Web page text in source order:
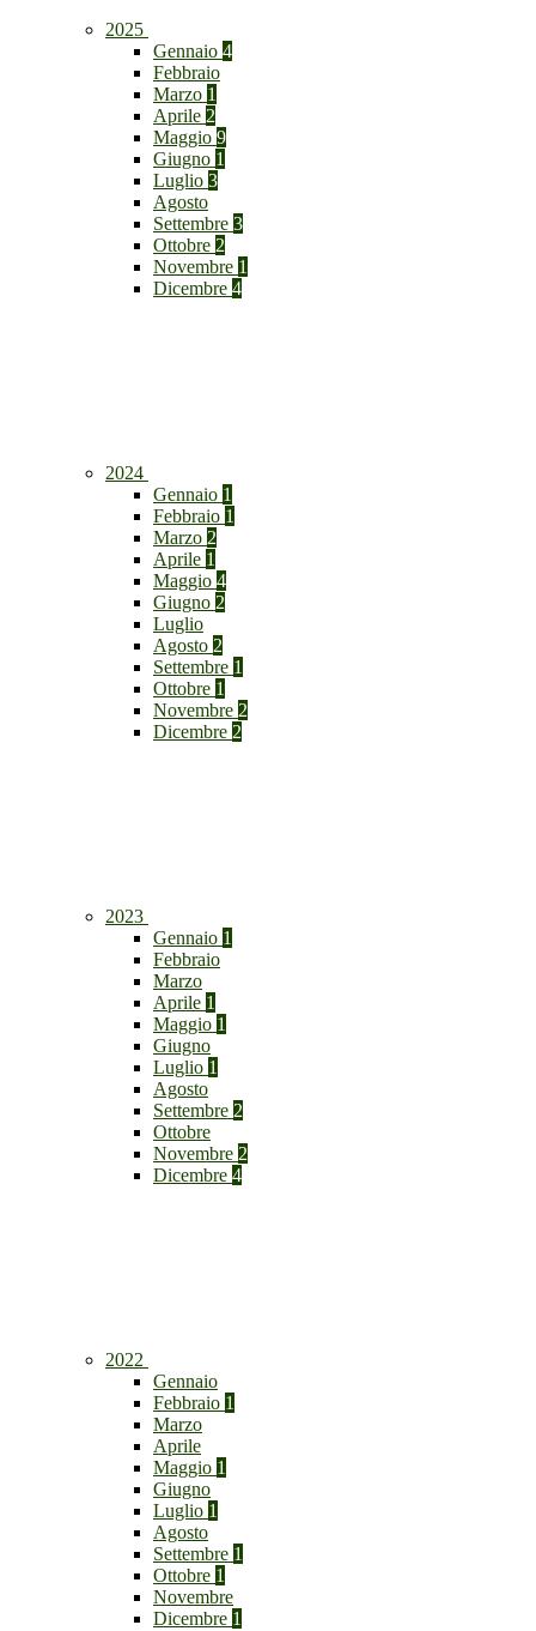
2025
Gennaio 4
Febbraio
Marzo 1
Aprile 2
Maggio 9
Giugno 1
Luglio 3
Agosto
Settembre 3
Ottobre 2
Novembre 1
Dicembre 4
2024
Gennaio 1
Febbraio 1
Marzo 2
Aprile 1
Maggio 4
Giugno 2
Luglio
Agosto 2
Settembre 1
Ottobre 1
Novembre 2
Dicembre 2
2023
Gennaio 1
Febbraio
Marzo
Aprile 1
Maggio 1
Giugno
Luglio 1
Agosto
Settembre 2
Ottobre
Novembre 2
Dicembre 4
2022
Gennaio
Febbraio 1
Marzo
Aprile
Maggio 1
Giugno
Luglio 1
Agosto
Settembre 1
Ottobre 1
Novembre
Dicembre 1